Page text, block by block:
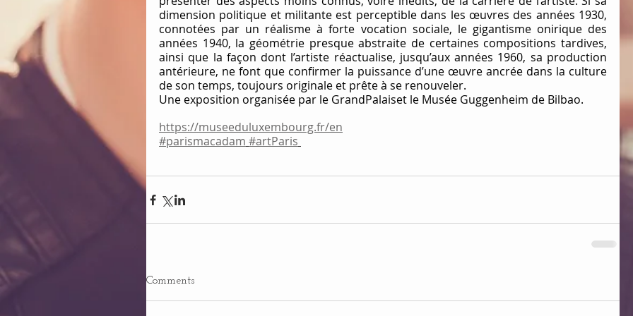
dimension politique et militante est perceptible dans les œuvres des années 1930,
connotées par un réalisme à forte vocation sociale, le gigantisme onirique des
années 1940, la géométrie presque abstraite de certaines compositions tardives,
ainsi que la façon dont l’artiste réactualise, jusqu’aux années 1960, sa production
antérieure, ne font que confirmer la puissance d’une œuvre ancrée dans la culture
de son temps, toujours originale et prête à se renouveler.
Une exposition organisée par le GrandPalaiset le Musée Guggenheim de Bilbao.
https://museeduluxembourg.fr/en
#parismacadam #artParis
Comments